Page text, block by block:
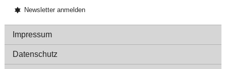
Newsletter anmelden
Impressum
Datenschutz